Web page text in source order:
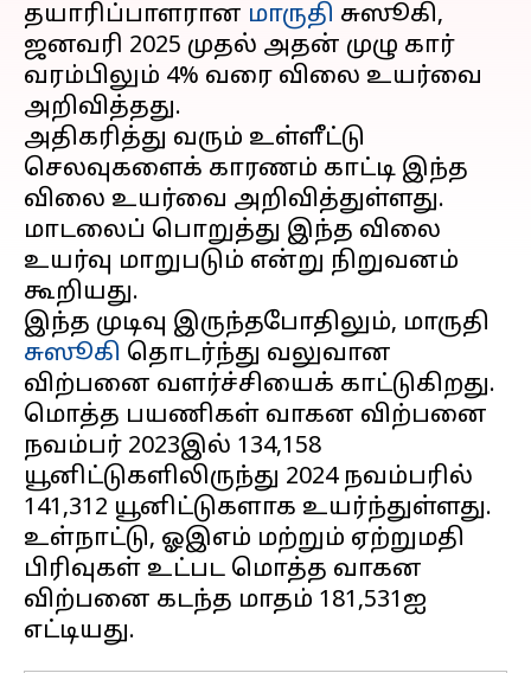
தயாரிப்பாளரான மாருதி சுஸூகி,
ஜனவரி 2025 முதல் அதன் முழு கார்
வரம்பிலும் 4% வரை விலை உயர்வை
அறிவித்தது.
அதிகரித்து வரும் உள்ளீட்டு
செலவுகளைக் காரணம் காட்டி இந்த
விலை உயர்வை அறிவித்துள்ளது.
மாடலைப் பொறுத்து இந்த விலை
உயர்வு மாறுபடும் என்று நிறுவனம்
கூறியது.
இந்த முடிவு இருந்தபோதிலும், மாருதி
சுஸூகி தொடர்ந்து வலுவான
விற்பனை வளர்ச்சியைக் காட்டுகிறது.
மொத்த பயணிகள் வாகன விற்பனை
நவம்பர் 2023இல் 134,158
யூனிட்டுகளிலிருந்து 2024 நவம்பரில்
141,312 யூனிட்டுகளாக உயர்ந்துள்ளது.
உள்நாட்டு, ஓஇஎம் மற்றும் ஏற்றுமதி
பிரிவுகள் உட்பட மொத்த வாகன
விற்பனை கடந்த மாதம் 181,531ஐ